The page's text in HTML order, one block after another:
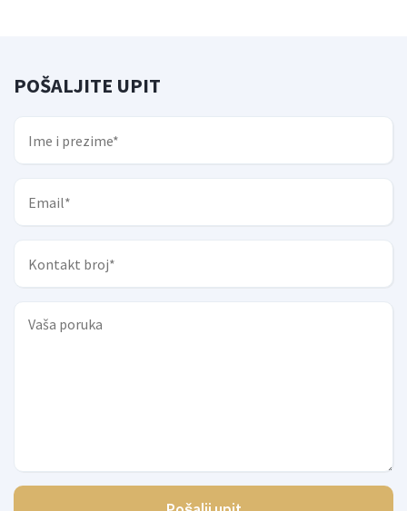
POŠALJITE UPIT